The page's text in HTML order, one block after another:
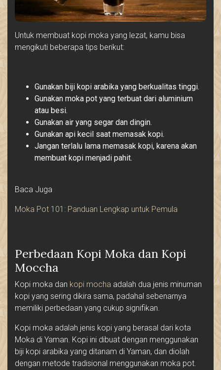
Untuk membuat kopi moka yang lezat, kamu bisa
mengikuti beberapa tips berikut:
Gunakan biji kopi arabika yang berkualitas tinggi.
Gunakan moka pot yang terbuat dari aluminium
atau besi.
Gunakan air yang segar dan dingin.
Gunakan api kecil saat memasak kopi.
Jangan terlalu lama memasak kopi, karena akan
membuat kopi menjadi pahit.
Baca Juga
Moka Pot 101: Panduan Lengkap untuk Pemula
Perbedaan Kopi Moka dan Kopi
Moccha
Kopi moka dan kopi mocha adalah dua jenis minuman
kopi yang sering dikira sama, padahal sebenarnya
memiliki perbedaan yang cukup signifikan.
Kopi moka adalah jenis kopi yang berasal dari kota
Moka di Yaman. Kopi ini dibuat dengan menggunakan
biji kopi arabika yang ditanam di Yaman, dan diolah
dengan metode tradisional menggunakan moka pot.